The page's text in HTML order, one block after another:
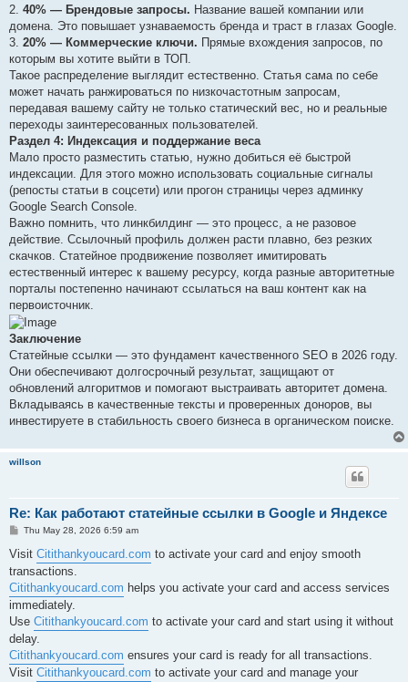
2. 40% — Брендовые запросы. Название вашей компании или
домена. Это повышает узнаваемость бренда и траст в глазах Google.
3. 20% — Коммерческие ключи. Прямые вхождения запросов, по
которым вы хотите выйти в ТОП.
Такое распределение выглядит естественно. Статья сама по себе
может начать ранжироваться по низкочастотным запросам,
передавая вашему сайту не только статический вес, но и реальные
переходы заинтересованных пользователей.
Раздел 4: Индексация и поддержание веса
Мало просто разместить статью, нужно добиться её быстрой
индексации. Для этого можно использовать социальные сигналы
(репосты статьи в соцсети) или прогон страницы через админку
Google Search Console.
Важно помнить, что линкбилдинг — это процесс, а не разовое
действие. Ссылочный профиль должен расти плавно, без резких
скачков. Статейное продвижение позволяет имитировать
естественный интерес к вашему ресурсу, когда разные авторитетные
порталы постепенно начинают ссылаться на ваш контент как на
первоисточник.
Заключение
Статейные ссылки — это фундамент качественного SEO в 2026 году.
Они обеспечивают долгосрочный результат, защищают от
обновлений алгоритмов и помогают выстраивать авторитет домена.
Вкладываясь в качественные тексты и проверенных доноров, вы
инвестируете в стабильность своего бизнеса в органическом поиске.
willson
Re: Как работают статейные ссылки в Google и Яндексе
P
s
Thu May 28, 2026 6:59 am
Visit Citithankyoucard.com to activate your card and enjoy smooth
transactions.
Citithankyoucard.com helps you activate your card and access services
immediately.
Use Citithankyoucard.com to activate your card and start using it without
delay.
Citithankyoucard.com ensures your card is ready for all transactions.
Visit Citithankyoucard.com to activate your card and manage your